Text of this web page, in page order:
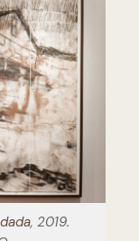
, 2019.